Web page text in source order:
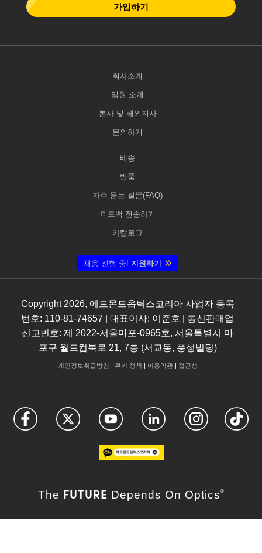
가입하기
회사소개
임원 소개
본사 및 해외지사
문의하기
배송
반품
자주 묻는 질문(FAQ)
피드백 전송하기
카탈로그
채용 진행 중! 지원하기
Copyright 2026, 에드몬드옵틱스코리아 사업자 등록
번호: 110-81-74657 | 대표이사: 이준호 | 통신판매업
신고번호: 제 2022-서울마포-0965호, 서울특별시 마
포구 월드컵북로 21, 7층 (서교동, 풍성빌딩)
개인정보취급방침 | 쿠키 정책 | 이용약관| 접근성
The FUTURE Depends On Optics ®